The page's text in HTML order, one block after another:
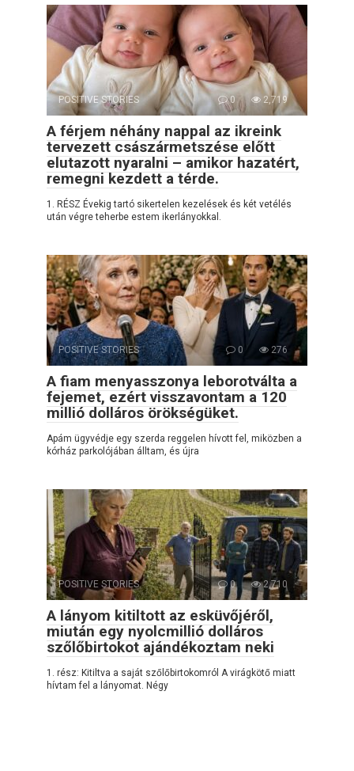
POSITIVE STORIES 0 2,719
A férjem néhány nappal az ikreink
tervezett császármetszése előtt
elutazott nyaralni – amikor hazatért,
remegni kezdett a térde.
1. RÉSZ Évekig tartó sikertelen kezelések és két vetélés
után végre teherbe estem ikerlányokkal.
POSITIVE STORIES 0 276
A fiam menyasszonya leborotválta a
fejemet, ezért visszavontam a 120
millió dolláros örökségüket.
Apám ügyvédje egy szerda reggelen hívott fel, miközben a
kórház parkolójában álltam, és újra
POSITIVE STORIES 0 2,710
A lányom kitiltott az esküvőjéről,
miután egy nyolcmillió dolláros
szőlőbirtokot ajándékoztam neki
1. rész: Kitiltva a saját szőlőbirtokomról A virágkötő miatt
hívtam fel a lányomat. Négy